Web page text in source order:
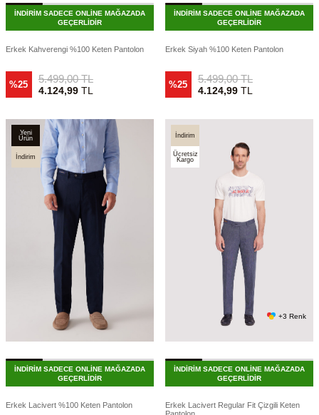
İNDİRİM SADECE ONLİNE MAĞAZADA
GEÇERLİDİR
Erkek Kahverengi %100 Keten Pantolon
%25 5.499,00TL
4.124,99TL
İNDİRİM SADECE ONLİNE MAĞAZADA
GEÇERLİDİR
Erkek Siyah %100 Keten Pantolon
%25 5.499,00TL
4.124,99TL
Yeni
Ürün
İndirim
İNDİRİM SADECE ONLİNE MAĞAZADA
GEÇERLİDİR
Erkek Lacivert %100 Keten Pantolon
İndirim
Ücretsiz
Kargo
+3 Renk
İNDİRİM SADECE ONLİNE MAĞAZADA
GEÇERLİDİR
Erkek Lacivert Regular Fit Çizgili Keten